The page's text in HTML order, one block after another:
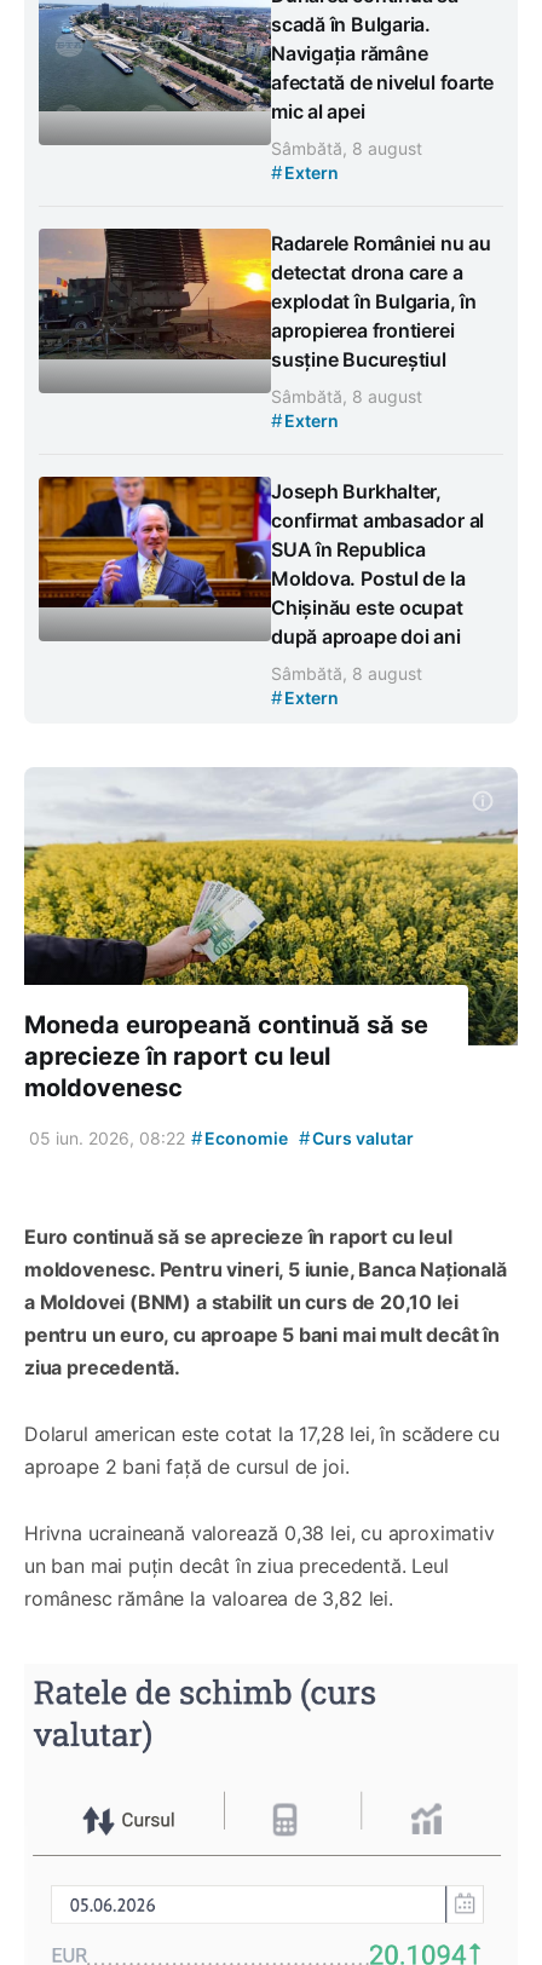
scadă în Bulgaria.
Navigația rămâne
afectată de nivelul foarte
mic al apei
Sâmbătă, 8 august
#Extern
Radarele României nu au
detectat drona care a
explodat în Bulgaria, în
apropierea frontierei
susține Bucureștiul
Sâmbătă, 8 august
#Extern
Joseph Burkhalter,
confirmat ambasador al
SUA în Republica
Moldova. Postul de la
Chișinău este ocupat
după aproape doi ani
Sâmbătă, 8 august
#Extern
Moneda europeană continuă să se
aprecieze în raport cu leul
moldovenesc
05 iun. 2026, 08:22 #Economie #Curs valutar
Euro continuă să se aprecieze în raport cu leul
moldovenesc. Pentru vineri, 5 iunie, Banca Națională
a Moldovei (BNM) a stabilit un curs de 20,10 lei
pentru un euro, cu aproape 5 bani mai mult decât în
ziua precedentă.
Dolarul american este cotat la 17,28 lei, în scădere cu
aproape 2 bani față de cursul de joi.
Hrivna ucraineană valorează 0,38 lei, cu aproximativ
un ban mai puțin decât în ziua precedentă. Leul
românesc rămâne la valoarea de 3,82 lei.